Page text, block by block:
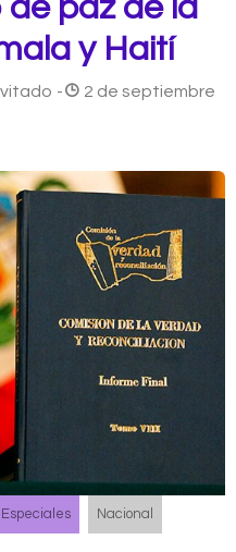
paz de la
y Haití
-
2 de septiembre
Especiales Nacional